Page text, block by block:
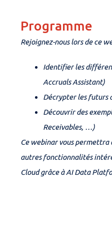
Programme
Rejoignez-nous lors de ce
Identifier les
Accruals Assistant)
Décrypter les futurs
Découvrir des
Receivables, …)
Ce webinar vous permettra
autres fonctionnalités
Cloud grâce à AI Data